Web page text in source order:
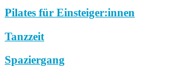
Pilates für Einsteiger:innen
Tanzzeit
Spaziergang